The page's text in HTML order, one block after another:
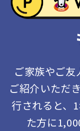
ご家族やご
ご紹介いただ
行されると、
た方に